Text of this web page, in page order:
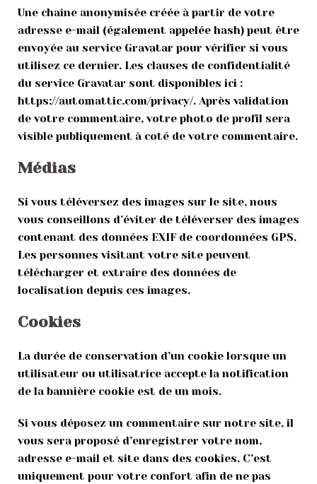
Une chaîne anonymisée créée à partir de votre
adresse e-mail (également appelée hash) peut être
envoyée au service Gravatar pour vérifier si vous
utilisez ce dernier. Les clauses de confidentialité
du service Gravatar sont disponibles ici :
https://automattic.com/privacy/. Après validation
de votre commentaire, votre photo de profil sera
visible publiquement à coté de votre commentaire.
Médias
Si vous téléversez des images sur le site, nous
vous conseillons d’éviter de téléverser des images
contenant des données EXIF de coordonnées GPS.
Les personnes visitant votre site peuvent
télécharger et extraire des données de
localisation depuis ces images.
Cookies
La durée de conservation d’un cookie lorsque un
utilisateur ou utilisatrice accepte la notification
de la bannière cookie est de un mois.
Si vous déposez un commentaire sur notre site, il
vous sera proposé d’enregistrer votre nom,
adresse e-mail et site dans des cookies. C’est
uniquement pour votre confort afin de ne pas